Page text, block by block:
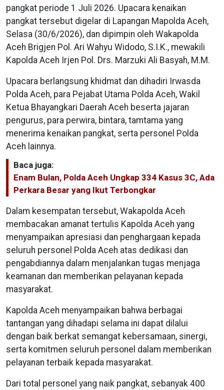
pangkat periode 1 Juli 2026. Upacara kenaikan
pangkat tersebut digelar di Lapangan Mapolda Aceh,
Selasa (30/6/2026), dan dipimpin oleh Wakapolda
Aceh Brigjen Pol. Ari Wahyu Widodo, S.I.K., mewakili
Kapolda Aceh Irjen Pol. Drs. Marzuki Ali Basyah, M.M.
Upacara berlangsung khidmat dan dihadiri Irwasda
Polda Aceh, para Pejabat Utama Polda Aceh, Wakil
Ketua Bhayangkari Daerah Aceh beserta jajaran
pengurus, para perwira, bintara, tamtama yang
menerima kenaikan pangkat, serta personel Polda
Aceh lainnya.
Baca juga:
Enam Bulan, Polda Aceh Ungkap 334 Kasus 3C, Ada
Perkara Besar yang Ikut Terbongkar
Dalam kesempatan tersebut, Wakapolda Aceh
membacakan amanat tertulis Kapolda Aceh yang
menyampaikan apresiasi dan penghargaan kepada
seluruh personel Polda Aceh atas dedikasi dan
pengabdiannya dalam menjalankan tugas menjaga
keamanan dan memberikan pelayanan kepada
masyarakat.
Kapolda Aceh menyampaikan bahwa berbagai
tantangan yang dihadapi selama ini dapat dilalui
dengan baik berkat semangat kebersamaan, sinergi,
serta komitmen seluruh personel dalam memberikan
pelayanan terbaik kepada masyarakat.
Dari total personel yang naik pangkat, sebanyak 400